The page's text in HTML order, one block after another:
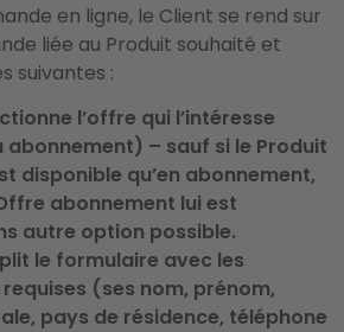
en ligne, le Client se rend sur
liée au Produit souhaité et
suivantes :
l’offre qui l’intéresse
– sauf si le Produit
disponible qu’en abonnement,
abonnement lui est
autre option possible.
le formulaire avec les
(ses nom, prénom,
pays de résidence, téléphone